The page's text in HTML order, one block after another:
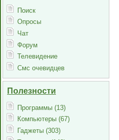
Поиск
Опросы
Чат
Форум
Телевидение
Смс очевидцев
Полезности
Программы (13)
Компьютеры (67)
Гаджеты (303)